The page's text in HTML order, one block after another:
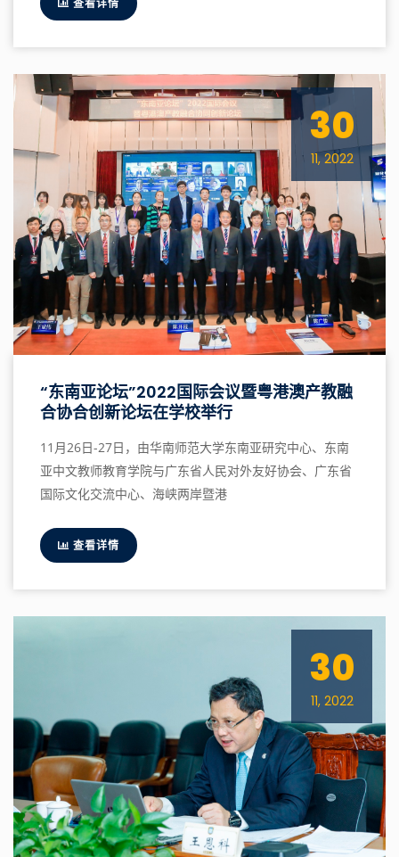
查看详情
30
11, 2022
“东南亚论坛”2022国际会议暨粤港澳产教融
合协合创新论坛在学校举行
11月26日-27日，由华南师范大学东南亚研究中心、东南
亚中文教师教育学院与广东省人民对外友好协会、广东省
国际文化交流中心、海峡两岸暨港
查看详情
30
11, 2022